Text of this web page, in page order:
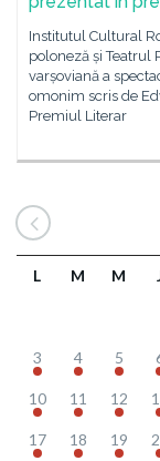
Institutul Cultural
poloneză și Teatrul
varșoviană a
omonim scris de
Premiul Literar
L M M
3 4 5
10 11 12
17 18 19